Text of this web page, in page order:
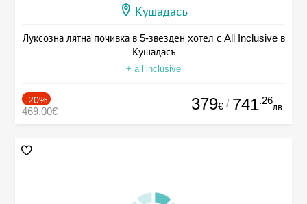
Кушадасъ
Луксозна лятна почивка в 5-звезден хотел с All Inclusive в
Кушадасъ
+ all inclusive
-20%
469.00€ 379€ / 741.26
лв.